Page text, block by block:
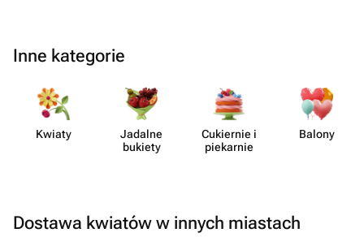
Inne kategorie
Kwiaty
Jadalne
bukiety
Cukiernie i
piekarnie
Balony
Dostawa kwiatów w innych miastach